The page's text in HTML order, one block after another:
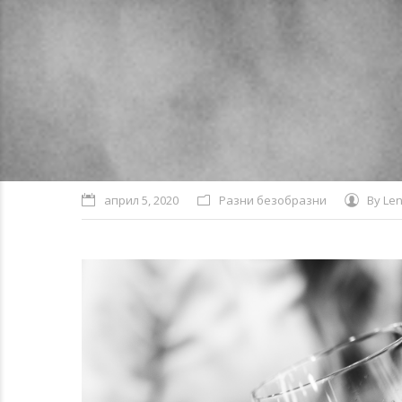
април 5, 2020 Разни безобразни By